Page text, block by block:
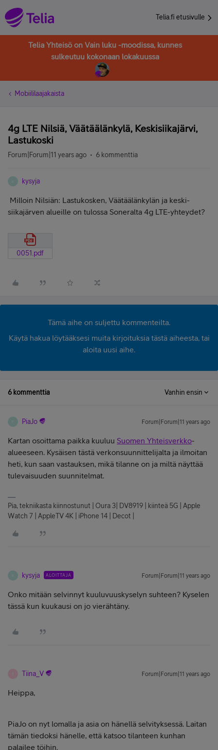
Telia.fi etusivulle
Telia Yhteisö on Vain luku -moodissa, kunnes
sulkeutuu kokonaan lokakuussa
Mobiililaajakaista
4g LTE Nilsiä, Väätäälänkylä, Keskisiikajärvi,
Lastukoski
Forum|Forum|11 years ago 6 kommenttia
K kysyja
Milloin Nilsiän: Lastukosken, Väätäälänkylän ja keski-
siikajärven alueille on tulossa Soneralta 4g LTE-yhteydet?
0051.pdf
Tämä aihe on suljettu kommenteilta.
Käytä hakua löytääksesi muita kirjoituksia tästä aiheesta, tai
aloita uusi aihe.
6 kommenttia Vanhin ensin
PiaJo Forum|Forum|11 years ago
Kartan osoittama paikka kuuluu Suomen Yhteisverkko-
alueeseen. Kysäisen tästä verkonsuunnittelijalta ja ilmoitan
heti, kun saan vastauksen, mikä tilanne on ja miltä näyttää
tulevaisuuden suunnitelmat.
Pia, tekniikasta kiinnostunut | Oura 3| DV8919 | kiinteä 5G | Apple
Watch 7 | AppleTV 4K | iPhone 14 | Decot |
K kysyja ALOITTAJA Forum|Forum|11 years ago
Onko mitään selvinnyt kuuluvuuskyselyn suhteen? Kyselen
tässä kun kuukausi on jo vierähtäny.
Tiina_V Forum|Forum|11 years ago
Heippa,
PiaJo on nyt lomalla ja asia on hänellä selvityksessä. Laitan
tämän tiedoksi hänelle, että katsoo tilanteen kunhan
palailee töihin.